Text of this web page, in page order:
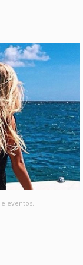
eventos.